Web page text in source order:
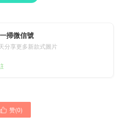
掃微信號
分享更多新款式圖片
 赞(0)澳大利亞 堪培拉 Australia
Canberra louis vuitton